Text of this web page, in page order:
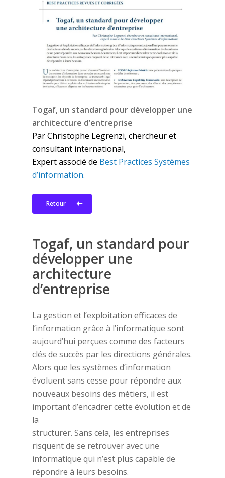
Togaf, un standard pour développer une
architecture d’entreprise
Par Christophe Legrenzi, chercheur et
consultant international,
Expert associé deBest Practices Systèmes
d’information.
Retour
Togaf, un standard pour
développer une
architecture
d’entreprise
La gestion et l’exploitation efficaces de
l’information grâce à l’informatique sont
aujourd’hui perçues comme des facteurs
clés de succès par les directions générales.
Alors que les systèmes d’information
évoluent sans cesse pour répondre aux
nouveaux besoins des métiers, il est
important d’encadrer cette évolution et de
la
structurer. Sans cela, les entreprises
risquent de se retrouver avec une
informatique qui n’est plus capable de
répondre à leurs besoins.